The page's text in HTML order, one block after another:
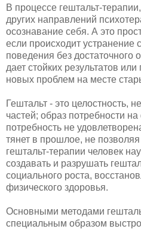
В процессе гештальт-
других направлений
осознавание себя. А это
если происходит
поведения без достаточного
дает стойких результатов
новых проблем на месте
Гештальт - это целостность,
частей; образ потребности
потребность не
тянет в прошлое, не
гештальт-терапии человек
создавать и разрушать
социального роста,
физического здоровья.
Основными методами
специальным образом